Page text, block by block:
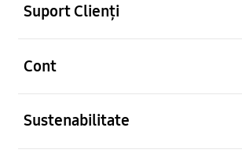
Suport Clienți
Cont
Sustenabilitate